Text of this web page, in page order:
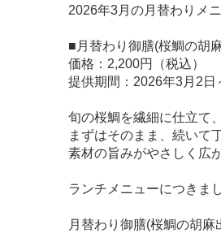
2026年3月の月替わりメ
■月替わり御膳(桜鯛の胡
価格：2,200円（税込）
提供期間：2026年3月2日
旬の桜鯛を繊細に仕立て
まずはそのまま、続いて
素材の旨みがやさしく広
ランチメニューにつきま
月替わり御膳(桜鯛の胡麻